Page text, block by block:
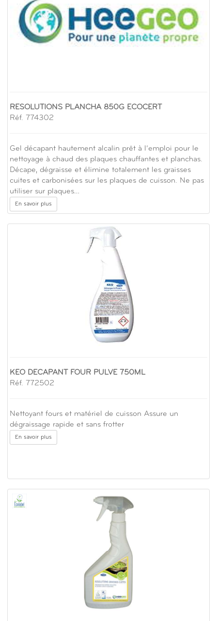
RESOLUTIONS PLANCHA 850G ECOCERT
Réf. 774302
Gel décapant hautement alcalin prêt à l’emploi pour le
nettoyage à chaud des plaques chauffantes et planchas.
Décape, dégraisse et élimine totalement les graisses
cuites et carbonisées sur les plaques de cuisson. Ne pas
utiliser sur plaques…
En savoir plus
KEO DECAPANT FOUR PULVE 750ML
Réf. 772502
Nettoyant fours et matériel de cuisson Assure un
dégraissage rapide et sans frotter
En savoir plus